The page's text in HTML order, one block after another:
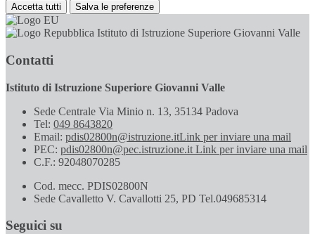
Accetta tutti Salva le preferenze
Istituto di Istruzione Superiore Giovanni Valle
Contatti
Istituto di Istruzione Superiore Giovanni Valle
Sede Centrale Via Minio n. 13, 35134 Padova
Tel: 049 8643820
Email: pdis02800n@istruzione.itLink per inviare una mail
PEC: pdis02800n@pec.istruzione.it Link per inviare una mail
C.F.: 92048070285
Cod. mecc. PDIS02800N
Sede Cavalletto V. Cavallotti 25, PD Tel.049685314
Seguici su